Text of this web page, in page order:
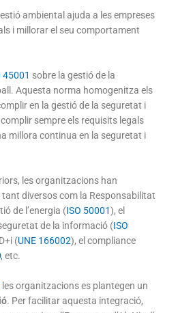
ambiental ajuda a les empreses
i millorar el seu comportament
45001 sobre la gestió de la
Aquesta norma homogenitza els
en la gestió de la seguretat i
sempre els requisits legals
millora continua en la seguretat i
les organitzacions han
diversos com la Responsabilitat
de l’energia (ISO 50001), el
de la informació (ISO
(UNE 166002), el compliance
, etc.
les organitzacions es plantegen un
. Per facilitar aquesta integració,